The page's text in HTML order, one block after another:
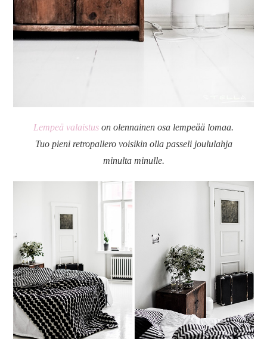
Lempeä valaistus on olennainen osa lempeää lomaa.
Tuo pieni retropallero voisikin olla passeli joululahja
minulta minulle.